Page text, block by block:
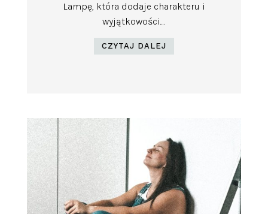
Lampę, która dodaje charakteru i
wyjątkowości....
CZYTAJ DALEJ